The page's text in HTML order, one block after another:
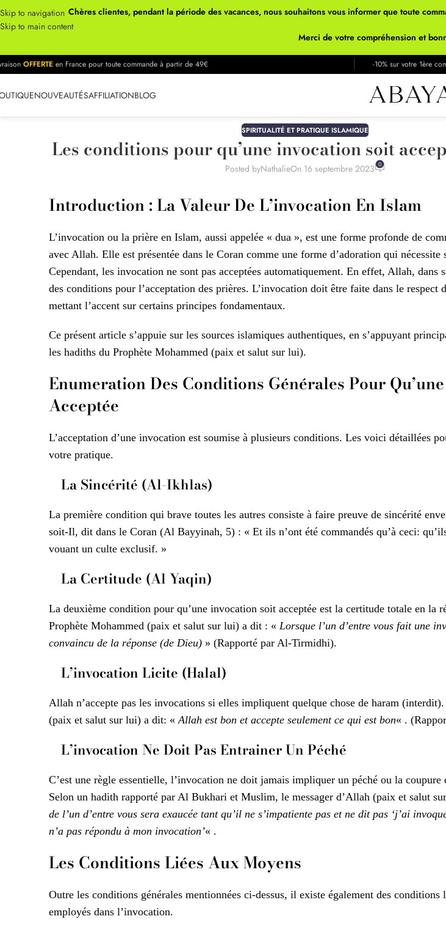
Skip to navigation
Skip to main content
Chères clientes, pendant la période des vacances, nous souhaitons vous informer que toute
Merci de votre compréhension et
OFFERTE en France pour toute commande à partir de 49€ -10% sur votre 1ère
NOUVEAUTÉSAFFILIATIONBLOG
SPIRITUALITÉ ET PRATIQUE ISLAMIQUE
Les conditions pour qu’une invocation soit
Posted byNathalieOn 16 septembre 2023 0
Introduction : La Valeur De L’invocation En Islam
L’invocation ou la prière en Islam, aussi appelée « dua », est une forme profonde de
avec Allah. Elle est présentée dans le Coran comme une forme d’adoration qui
Cependant, les invocation ne sont pas acceptées automatiquement. En effet, Allah, dans
des conditions pour l’acceptation des prières. L’invocation doit être faite dans le respect
mettant l’accent sur certains principes fondamentaux.
Ce présent article s’appuie sur les sources islamiques authentiques, en s’appuyant
les hadiths du Prophète Mohammed (paix et salut sur lui).
Enumeration Des Conditions Générales Pour
Acceptée
L’acceptation d’une invocation est soumise à plusieurs conditions. Les voici détaillées
votre pratique.
La Sincérité (Al-Ikhlas)
La première condition qui brave toutes les autres consiste à faire preuve de sincérité
soit-Il, dit dans le Coran (Al Bayyinah, 5) : « Et ils n’ont été commandés qu’à ceci:
vouant un culte exclusif. »
La Certitude (Al Yaqin)
La deuxième condition pour qu’une invocation soit acceptée est la certitude totale en la
Prophète Mohammed (paix et salut sur lui) a dit : « Lorsque l’un d’entre vous fait une
convaincu de la réponse (de Dieu) » (Rapporté par Al-Tirmidhi).
L’invocation Licite (Halal)
Allah n’accepte pas les invocations si elles impliquent quelque chose de haram
(paix et salut sur lui) a dit: « Allah est bon et accepte seulement ce qui est bon« .
L’invocation Ne Doit Pas Entrainer Un Péché
C’est une règle essentielle, l’invocation ne doit jamais impliquer un péché ou la coupure
Selon un hadith rapporté par Al Bukhari et Muslim, le messager d’Allah (paix et salut
de l’un d’entre vous sera exaucée tant qu’il ne s’impatiente pas et ne dit pas ‘j’ai
n’a pas répondu à mon invocation’« .
Les Conditions Liées Aux Moyens
Outre les conditions générales mentionnées ci-dessus, il existe également des conditions
employés dans l’invocation.